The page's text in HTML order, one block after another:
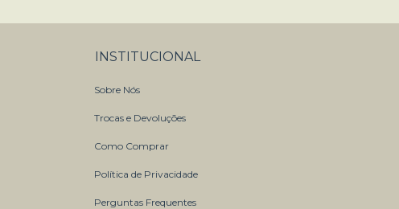
INSTITUCIONAL
Sobre Nós
Trocas e Devoluções
Como Comprar
Política de Privacidade
Perguntas Frequentes